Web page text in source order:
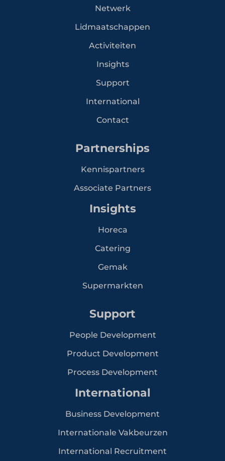
Netwerk
Lidmaatschappen
Activiteiten
Insights
Support
International
Contact
Partnerships
Kennispartners
Associate Partners
Insights
Horeca
Catering
Gemak
Supermarkten
Support
People Development
Product Development
Process Development
International
Business Development
Internationale Vakbeurzen
International Recruitment